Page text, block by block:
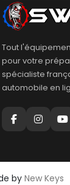
Tout
pour votre
spécialiste
automobile en
by New Keys